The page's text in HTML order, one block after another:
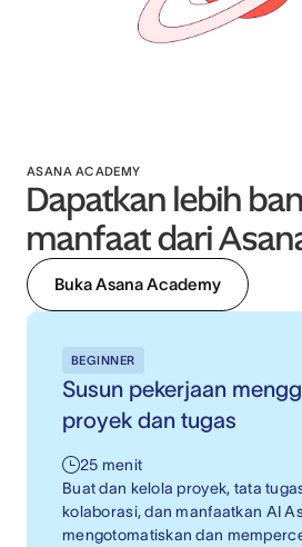
ASANA ACADEMY
Dapatkan lebih
manfaat dari
Buka Asana Academy
BEGINNER
Susun pekerjaan
proyek dan tugas
25 menit
Buat dan kelola proyek, tata
kolaborasi, dan manfaatkan AI
mengotomatiskan dan